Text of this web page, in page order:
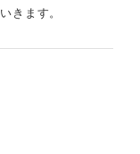
きます。